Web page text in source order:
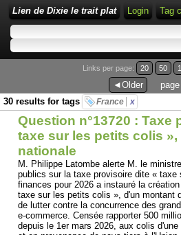
Lien de Dixie le trait plat Login Tag
Links per page: 20 50
◄Older
30 results for tags
France x
Question n°13720 : Taxe
taxe sur les petits colis »,
nationale
M. Philippe Latombe alerte M. le
publics sur la taxe provisoire dite «
finances pour 2026 a instauré la
taxe sur les petits colis », d'un montant
de lutter contre la concurrence des
e-commerce. Censée rapporter 500
depuis le 1er mars 2026, aux colis